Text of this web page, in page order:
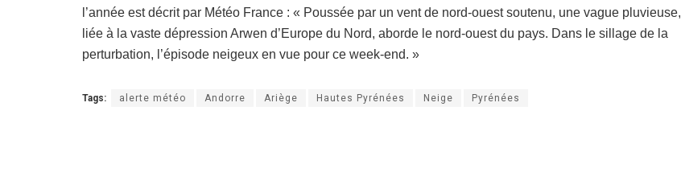
l’année est décrit par Météo France : « Poussée par un vent de nord-ouest soutenu, une vague pluvieuse,
liée à la vaste dépression Arwen d’Europe du Nord, aborde le nord-ouest du pays. Dans le sillage de la
perturbation, l’épisode neigeux en vue pour ce week-end. »
Tags: alerte météo Andorre Ariège Hautes Pyrénées Neige Pyrénées